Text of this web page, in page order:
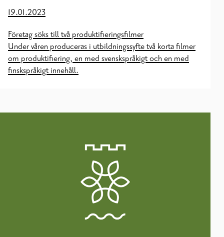
19.01.2023
Företag söks till två produktifieringsfilmer
Under våren produceras i utbildningssyfte två korta filmer
om produktifiering, en med svenskspråkigt och en med
finskspråkigt innehåll.